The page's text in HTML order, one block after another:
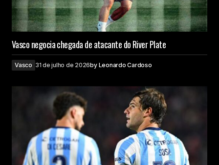
Vasco negocia chegada de atacante do River Plate
Vasco 31 de julho de 2026by Leonardo Cardoso